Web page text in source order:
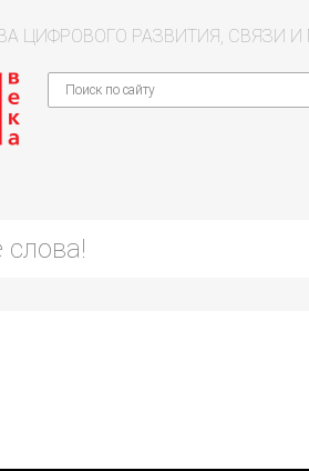
ЦИФРОВОГО РАЗВИТИЯ,